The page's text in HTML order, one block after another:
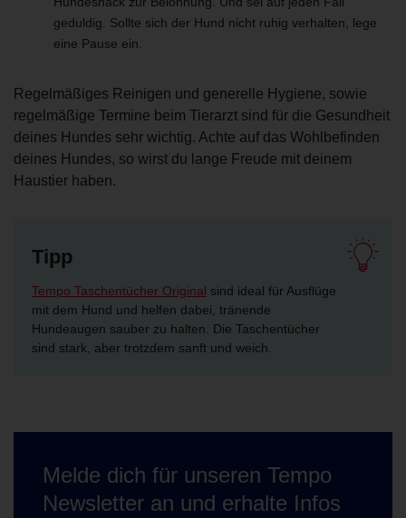
Melde dich für unseren Tempo
Newsletter an und erhalte Infos
Tipp
Tempo Taschentücher Original sind ideal für Ausflüge
mit dem Hund und helfen dabei, tränende
Hundeaugen sauber zu halten. Die Taschentücher
sind stark, aber trotzdem sanft und weich.
geduldig. Sollte sich der Hund nicht ruhig verhalten, lege
eine Pause ein.
Regelmäßiges Reinigen und generelle Hygiene, sowie
regelmäßige Termine beim Tierarzt sind für die Gesundheit
deines Hundes sehr wichtig. Achte auf das Wohlbefinden
deines Hundes, so wirst du lange Freude mit deinem
Haustier haben.